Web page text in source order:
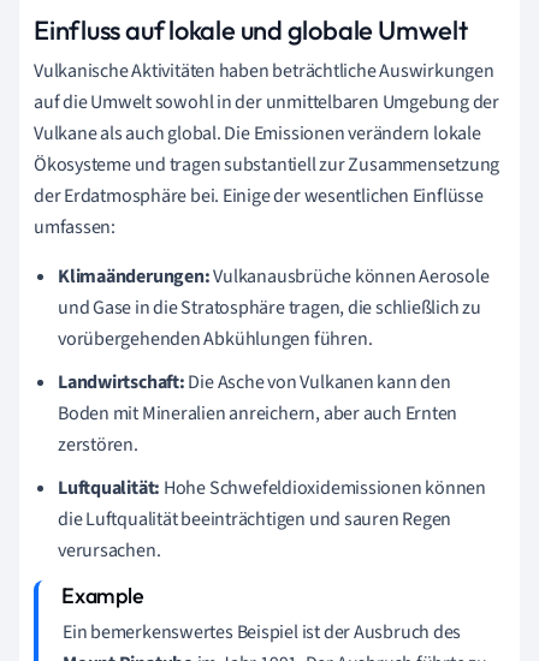
Einfluss auf lokale und globale Umwelt
Vulkanische Aktivitäten haben beträchtliche Auswirkungen
auf die Umwelt sowohl in der unmittelbaren Umgebung der
Vulkane als auch global. Die Emissionen verändern lokale
Ökosysteme und tragen substantiell zur Zusammensetzung
der Erdatmosphäre bei. Einige der wesentlichen Einflüsse
umfassen:
Klimaänderungen:Vulkanausbrüche können Aerosole
und Gase in die Stratosphäre tragen, die schließlich zu
vorübergehenden Abkühlungen führen.
Landwirtschaft:Die Asche von Vulkanen kann den
Boden mit Mineralien anreichern, aber auch Ernten
zerstören.
Luftqualität: Hohe Schwefeldioxidemissionen können
die Luftqualität beeinträchtigen und sauren Regen
verursachen.
Ein bemerkenswertes Beispiel ist der Ausbruch des